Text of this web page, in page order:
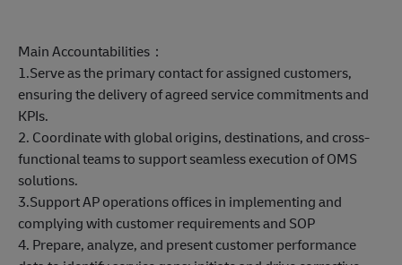
Main Accountabilities：
1.Serve as the primary contact for assigned customers,
ensuring the delivery of agreed service commitments and
KPIs.
2. Coordinate with global origins, destinations, and cross-
functional teams to support seamless execution of OMS
solutions.
3.Support AP operations offices in implementing and
complying with customer requirements and SOP
4. Prepare, analyze, and present customer performance